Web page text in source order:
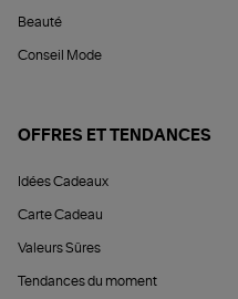
Beauté
Conseil Mode
OFFRES ET TENDANCES
Idées Cadeaux
Carte Cadeau
Valeurs Sûres
Tendances du moment